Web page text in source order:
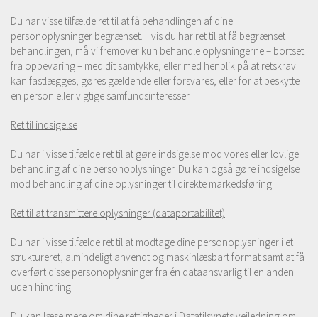
Du har visse tilfælde ret til at få behandlingen af dine
personoplysninger begrænset. Hvis du har ret til at få begrænset
behandlingen, må vi fremover kun behandle oplysningerne – bortset
fra opbevaring – med dit samtykke, eller med henblik på at retskrav
kan fastlægges, gøres gældende eller forsvares, eller for at beskytte
en person eller vigtige samfundsinteresser.
Ret til indsigelse
Du har i visse tilfælde ret til at gøre indsigelse mod vores eller lovlige
behandling af dine personoplysninger. Du kan også gøre indsigelse
mod behandling af dine oplysninger til direkte markedsføring.
Ret til at transmittere oplysninger (dataportabilitet)
Du har i visse tilfælde ret til at modtage dine personoplysninger i et
struktureret, almindeligt anvendt og maskinlæsbart format samt at få
overført disse personoplysninger fra én dataansvarlig til en anden
uden hindring.